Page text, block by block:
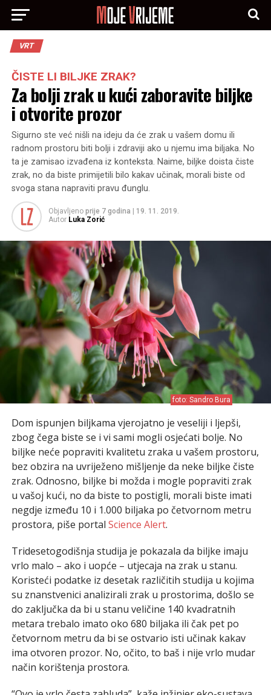
VRT
ČISTE LI BILJKE ZRAK?
Za bolji zrak u kući zaboravite biljke
i otvorite prozor
Sigurno ste već nišli na ideju da će zrak u vašem domu ili
radnom prostoru biti bolji i zdraviji ako u njemu ima biljaka. No
ta je zamisao izvađena iz konteksta. Naime, biljke doista čiste
zrak, no da biste primijetili bilo kakav učinak, morali biste od
svoga stana napraviti pravu đunglu.
Objavljeno prije 7 godina
19. 11. 2019.
Autor Luka Zorić
foto: Sandro Bura
Dom ispunjen biljkama vjerojatno je veseliji i ljepši,
zbog čega biste se i vi sami mogli osjećati bolje. No
biljke neće popraviti kvalitetu zraka u vašem prostoru,
bez obzira na uvriježeno mišljenje da neke biljke čiste
zrak. Odnosno, biljke bi možda i mogle popraviti zrak
u vašoj kući, no da biste to postigli, morali biste imati
negdje između 10 i 1.000 biljaka po četvornom metru
prostora, piše portal Science Alert.
Tridesetogodišnja studija je pokazala da biljke imaju
vrlo malo – ako i uopće – utjecaja na zrak u stanu.
Koristeći podatke iz desetak različitih studija u kojima
su znanstvenici analizirali zrak u prostorima, došlo se
do zaključka da bi u stanu veličine 140 kvadratnih
metara trebalo imato oko 680 biljaka ili čak pet po
četvornom metru da bi se ostvario isti učinak kakav
ima otvoren prozor. No, očito, to baš i nije vrlo mudar
način korištenja prostora.